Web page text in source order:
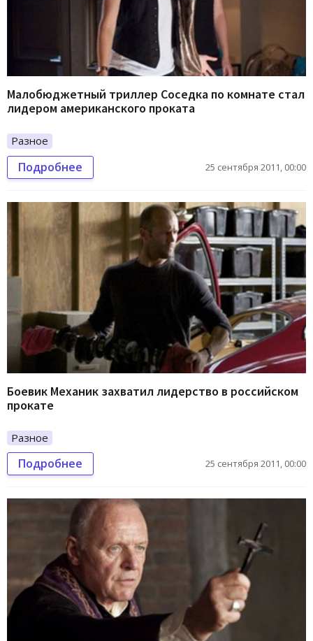
Малобюджетный триллер Соседка по комнате стал
лидером американского проката
Разное
Подробнее 25 сентября 2011, 00:00
Боевик Механик захватил лидерство в российском
прокате
Разное
Подробнее 25 сентября 2011, 00:00